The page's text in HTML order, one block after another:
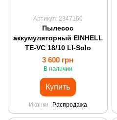
Артикул: 2347160
Пылесос
аккумуляторный EINHELL
TE-VC 18/10 LI-Solo
3 600 грн
В наличии
Купить
Иконки Распродажа